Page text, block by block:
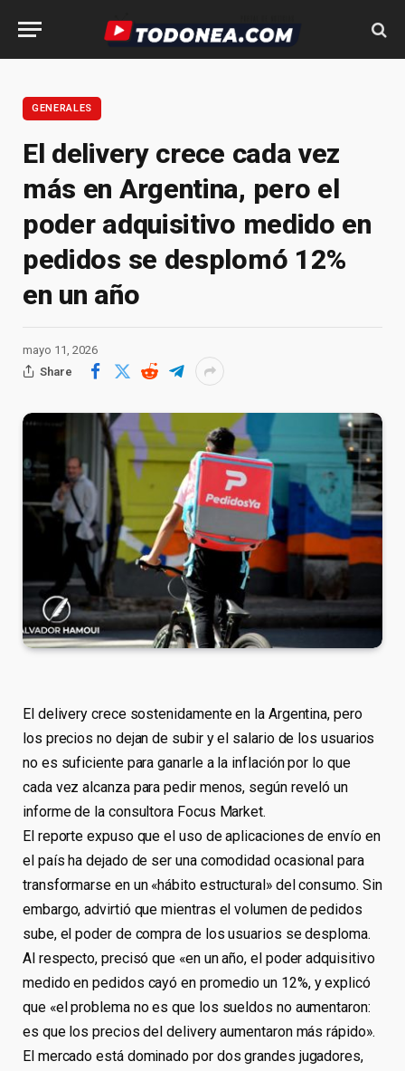
GENERALES
El delivery crece cada vez
más en Argentina, pero el
poder adquisitivo medido en
pedidos se desplomó 12%
en un año
mayo 11, 2026
Share
El delivery crece sostenidamente en la Argentina, pero
los precios no dejan de subir y el salario de los usuarios
no es suficiente para ganarle a la inflación por lo que
cada vez alcanza para pedir menos, según reveló un
informe de la consultora Focus Market.
El reporte expuso que el uso de aplicaciones de envío en
el país ha dejado de ser una comodidad ocasional para
transformarse en un «hábito estructural» del consumo. Sin
embargo, advirtió que mientras el volumen de pedidos
sube, el poder de compra de los usuarios se desploma.
Al respecto, precisó que «en un año, el poder adquisitivo
medido en pedidos cayó en promedio un 12%, y explicó
que «el problema no es que los sueldos no aumentaron:
es que los precios del delivery aumentaron más rápido».
El mercado está dominado por dos grandes jugadores,